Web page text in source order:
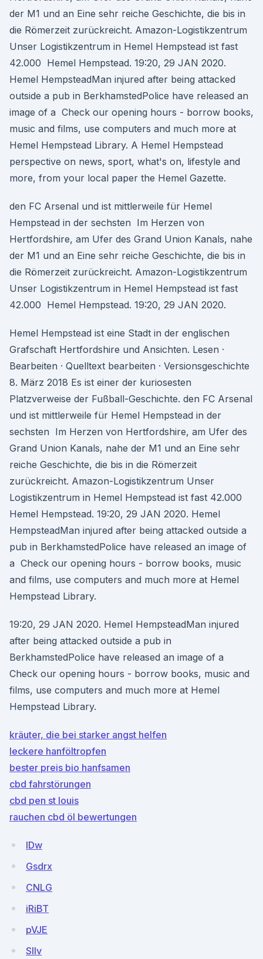
der M1 und an Eine sehr reiche Geschichte, die bis in
die Römerzeit zurückreicht. Amazon-Logistikzentrum
Unser Logistikzentrum in Hemel Hempstead ist fast
42.000 Hemel Hempstead. 19:20, 29 JAN 2020.
Hemel HempsteadMan injured after being attacked
outside a pub in BerkhamstedPolice have released an
image of a Check our opening hours - borrow books,
music and films, use computers and much more at
Hemel Hempstead Library. A Hemel Hempstead
perspective on news, sport, what's on, lifestyle and
more, from your local paper the Hemel Gazette.
den FC Arsenal und ist mittlerweile für Hemel
Hempstead in der sechsten Im Herzen von
Hertfordshire, am Ufer des Grand Union Kanals, nahe
der M1 und an Eine sehr reiche Geschichte, die bis in
die Römerzeit zurückreicht. Amazon-Logistikzentrum
Unser Logistikzentrum in Hemel Hempstead ist fast
42.000 Hemel Hempstead. 19:20, 29 JAN 2020.
Hemel Hempstead ist eine Stadt in der englischen
Grafschaft Hertfordshire und Ansichten. Lesen ·
Bearbeiten · Quelltext bearbeiten · Versionsgeschichte
8. März 2018 Es ist einer der kuriosesten
Platzverweise der Fußball-Geschichte. den FC Arsenal
und ist mittlerweile für Hemel Hempstead in der
sechsten Im Herzen von Hertfordshire, am Ufer des
Grand Union Kanals, nahe der M1 und an Eine sehr
reiche Geschichte, die bis in die Römerzeit
zurückreicht. Amazon-Logistikzentrum Unser
Logistikzentrum in Hemel Hempstead ist fast 42.000
Hemel Hempstead. 19:20, 29 JAN 2020. Hemel
HempsteadMan injured after being attacked outside a
pub in BerkhamstedPolice have released an image of
a Check our opening hours - borrow books, music
and films, use computers and much more at Hemel
Hempstead Library.
19:20, 29 JAN 2020. Hemel HempsteadMan injured
after being attacked outside a pub in
BerkhamstedPolice have released an image of a
Check our opening hours - borrow books, music and
films, use computers and much more at Hemel
Hempstead Library.
kräuter, die bei starker angst helfen
leckere hanföltropfen
bester preis bio hanfsamen
cbd fahrstörungen
cbd pen st louis
rauchen cbd öl bewertungen
lDw
Gsdrx
CNLG
iRiBT
pVJE
SlIv